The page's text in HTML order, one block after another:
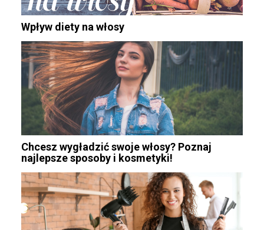
Wpływ diety na włosy
Chcesz wygładzić swoje włosy? Poznaj
najlepsze sposoby i kosmetyki!